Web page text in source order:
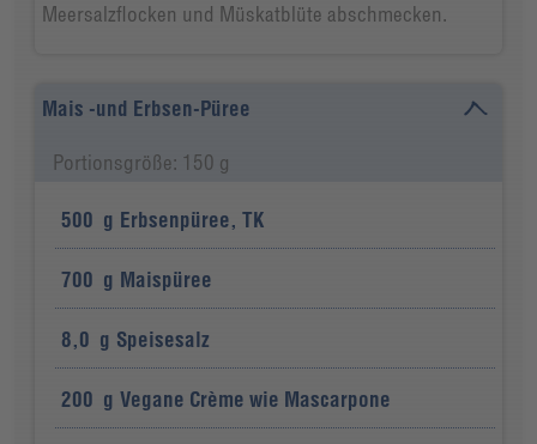
Meersalzflocken und Müskatblüte abschmecken.
Mais -und Erbsen-Püree
Portionsgröße: 150 g
500 g Erbsenpüree, TK
700 g Maispüree
8,0 g Speisesalz
200 g Vegane Crème wie Mascarpone